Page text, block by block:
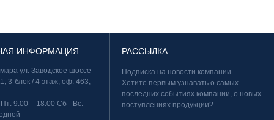
ИНФОРМАЦИЯ
ул. Заводское шоссе
3-блок / 4 этаж, оф. 463,
9.00 – 18.00 Сб - Вс:
РАССЫЛКА
Подписка на новости компании.
Хотите первым узнавать о самых
последних событиях компании, о новых
поступлениях продукции?